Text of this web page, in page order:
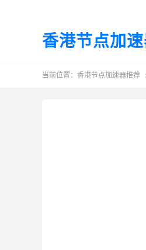
香港节点加
当前位置： 香港节点加速器推荐